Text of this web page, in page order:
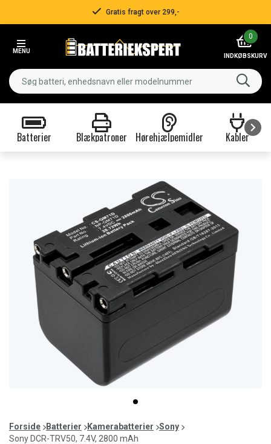
Gratis fragt over 299,-
MENU
0
INDKØBSKURV
Batterier Blækpatroner Hørehjælpemidler Kabler
item
0
of
1
Forside Batterier Kamerabatterier
Sony
Sony DCR-TRV50, 7.4V, 2800 mAh